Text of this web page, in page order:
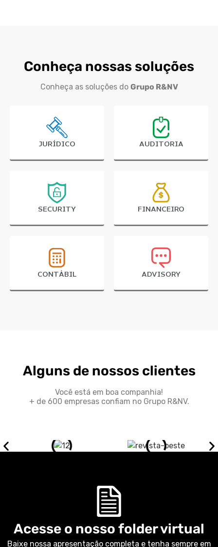
Conheça nossas soluções
Conheça as soluções do Grupo R&NV
JURÍDICO AUDITORIA
SECURITY FINANCEIRO
CONTÁBIL ADVISORY
Alguns de nossos clientes
Você está em boa companhia!
+ de 600 empresas confiam no Grupo R&NV.
Acesse o nosso folder virtual
Baixe nossa apresentação completa e tenha sempre em